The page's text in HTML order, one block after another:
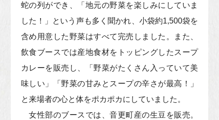
蛇の列ができ、「地元の野菜を楽しみにしていま
した！」という声も多く聞かれ、小袋約1,500袋を
含め用意した野菜はすべて完売しました。また、
飲食ブースでは産地食材をトッピングしたスープ
カレーを販売し、「野菜がたくさん入っていて美
味しい」「野菜の甘みとスープの辛さが最高！」
と来場者の心と体をポカポカにしていました。
女性部のブースでは、音更町産の生豆を販売。